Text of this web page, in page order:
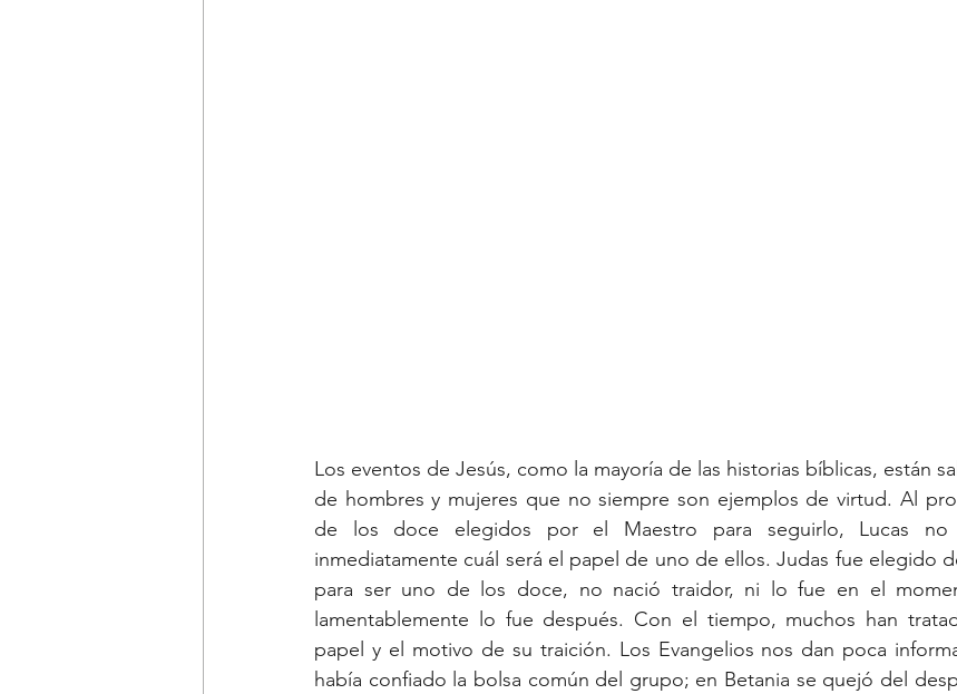
Los eventos de Jesús, como la mayoría de las historias bíblicas, están
de hombres y mujeres que no siempre son ejemplos de virtud. Al
de los doce elegidos por el Maestro para seguirlo, Lucas no
inmediatamente cuál será el papel de uno de ellos. Judas fue elegido
para ser uno de los doce, no nació traidor, ni lo fue en el
lamentablemente lo fue después. Con el tiempo, muchos han
papel y el motivo de su traición. Los Evangelios nos dan poca
había confiado la bolsa común del grupo; en Betania se quejó del